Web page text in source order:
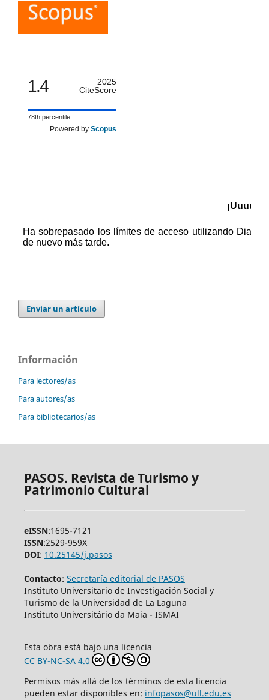
1.4
2025
CiteScore
78th percentile
Powered by Scopus
Enviar un artículo
Información
Para lectores/as
Para autores/as
Para bibliotecarios/as
PASOS. Revista de Turismo y
Patrimonio Cultural
eISSN:1695-7121
ISSN:2529-959X
DOI: 10.25145/j.pasos
Contacto: Secretaría editorial de PASOS
Instituto Universitario de Investigación Social y
Turismo de la Universidad de La Laguna
Instituto Universitário da Maia - ISMAI
Esta obra está bajo una licencia
CC BY-NC-SA 4.0
Permisos más allá de los términos de esta licencia
pueden estar disponibles en: infopasos@ull.edu.es